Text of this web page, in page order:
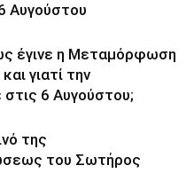
Αυγούστου
έγινε η Μεταμόρφωση
γιατί την
στις 6 Αυγούστου;
της
του Σωτήρος